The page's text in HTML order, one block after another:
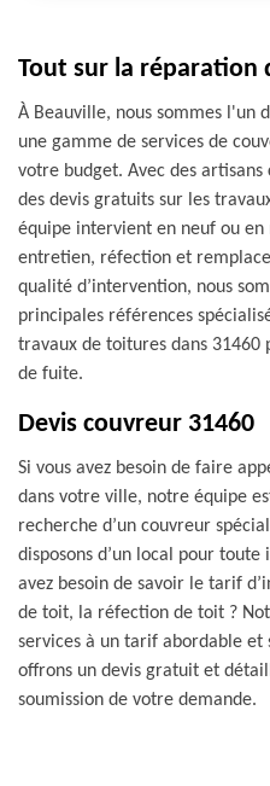
Tout sur la réparation
À Beauville, nous sommes l'un
une gamme de services de
votre budget. Avec des
des devis gratuits sur les
équipe intervient en neuf ou
entretien, réfection et
qualité d’intervention, nous
principales références
travaux de toitures dans
de fuite.
Devis couvreur 31460
Si vous avez besoin de faire
dans votre ville, notre équipe
recherche d’un couvreur
disposons d’un local pour
avez besoin de savoir le tarif
de toit, la réfection de toit ?
services à un tarif abordable et
offrons un devis gratuit et
soumission de votre demande.